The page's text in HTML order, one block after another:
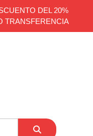
DEL 20%
TRANSFERENCIA